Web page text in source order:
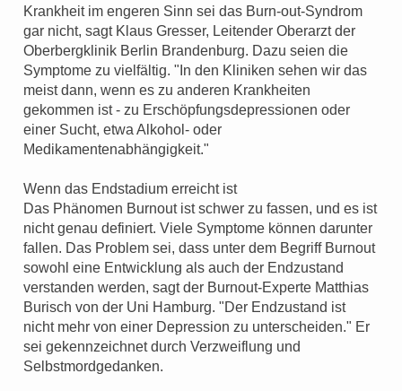
Krankheit im engeren Sinn sei das Burn-out-Syndrom
gar nicht, sagt Klaus Gresser, Leitender Oberarzt der
Oberbergklinik Berlin Brandenburg. Dazu seien die
Symptome zu vielfältig. "In den Kliniken sehen wir das
meist dann, wenn es zu anderen Krankheiten
gekommen ist - zu Erschöpfungsdepressionen oder
einer Sucht, etwa Alkohol- oder
Medikamentenabhängigkeit."
Wenn das Endstadium erreicht ist
Das Phänomen Burnout ist schwer zu fassen, und es ist
nicht genau definiert. Viele Symptome können darunter
fallen. Das Problem sei, dass unter dem Begriff Burnout
sowohl eine Entwicklung als auch der Endzustand
verstanden werden, sagt der Burnout-Experte Matthias
Burisch von der Uni Hamburg. "Der Endzustand ist
nicht mehr von einer Depression zu unterscheiden." Er
sei gekennzeichnet durch Verzweiflung und
Selbstmordgedanken.